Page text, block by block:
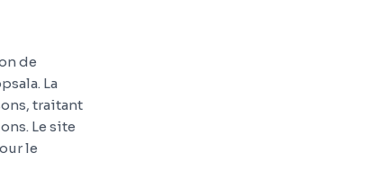
de
La
traitant
Le site
le